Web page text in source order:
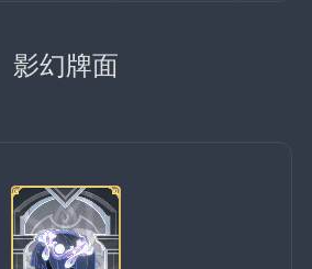
影幻牌面